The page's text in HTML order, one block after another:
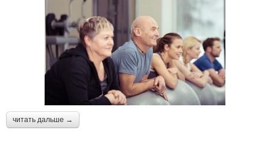
читать дальше →